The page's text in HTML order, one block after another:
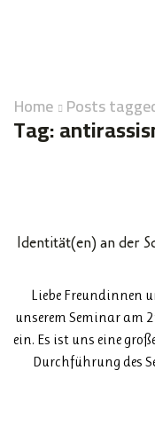
Home Posts
Tag:
Identität(en) an der
Liebe Freundinnen
unserem Seminar am
ein. Es ist uns eine
Durchführung des